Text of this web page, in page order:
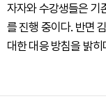
자자와 수강생들은 기
를 진행 중이다. 반면
대한 대응 방침을 밝